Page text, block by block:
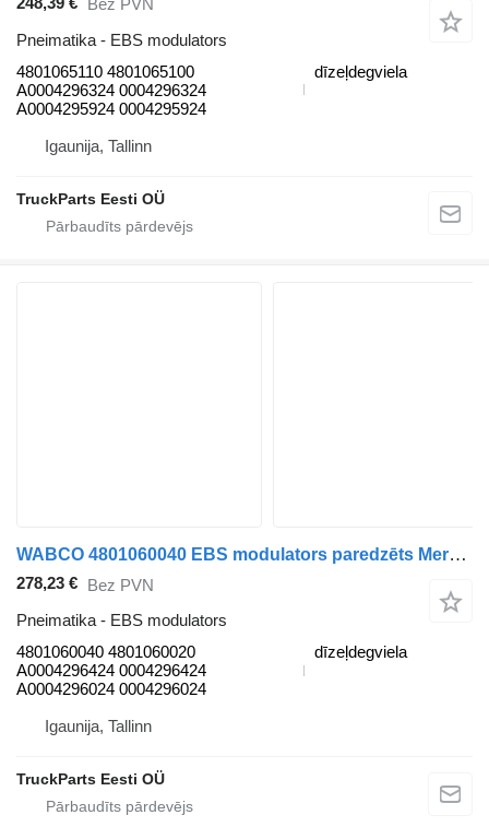
Bez PVN
Pneimatika - EBS modulators
4801065110 4801065100
A0004296324 0004296324
A0004295924 0004295924
dīzeļdegviela
Igaunija, Tallinn
TruckParts Eesti OÜ
WABCO 4801060040 EBS modulators paredzēts Mercedes-Benz Antos, Arocs, Actros MP4 (2012-) vilcēja
278,23 € Bez PVN
Pneimatika - EBS modulators
4801060040 4801060020
A0004296424 0004296424
A0004296024 0004296024
dīzeļdegviela
Igaunija, Tallinn
TruckParts Eesti OÜ